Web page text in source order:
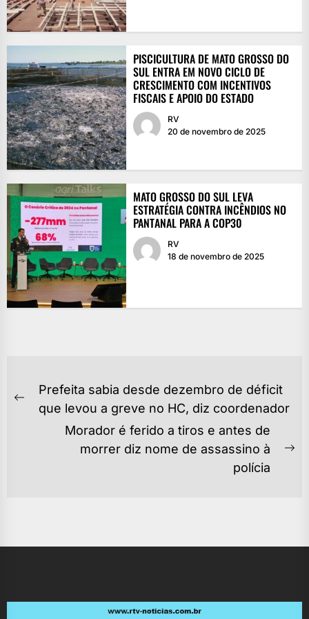
PISCICULTURA DE MATO GROSSO DO
SUL ENTRA EM NOVO CICLO DE
CRESCIMENTO COM INCENTIVOS
FISCAIS E APOIO DO ESTADO
RV
20 de novembro de 2025
MATO GROSSO DO SUL LEVA
ESTRATÉGIA CONTRA INCÊNDIOS NO
PANTANAL PARA A COP30
RV
18 de novembro de 2025
NAVEGAÇÃO
DEPrevious
Prefeita sabia desde dezembro de déficit
que levou a greve no HC, diz coordenador
Morador é ferido a tiros e antes de
morrer diz nome de assassino à
polícia